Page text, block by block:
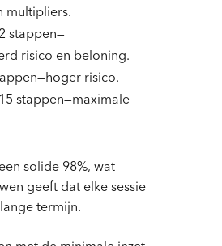
multipliers.
stappen—
risico en beloning.
risico.
15 stappen—maximale
solide 98%, wat
geeft dat elke sessie
termijn.